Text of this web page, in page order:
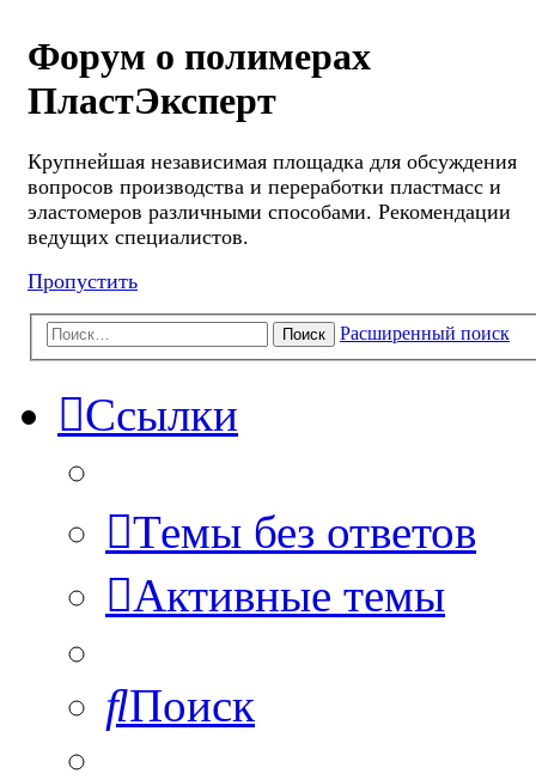
Форум о полимерах
ПластЭксперт
Крупнейшая независимая площадка для обсуждения
вопросов производства и переработки пластмасс и
эластомеров различными способами. Рекомендации
ведущих специалистов.
Пропустить
Поиск Расширенный поиск
Ссылки
Темы без ответов
Активные темы
Поиск